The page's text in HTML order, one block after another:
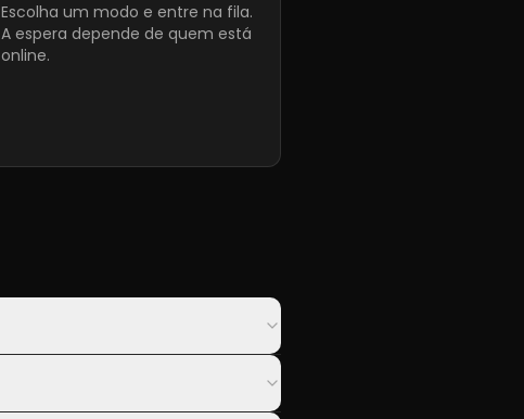
Escolha um modo e entre na fila.
A espera depende de quem está
online.